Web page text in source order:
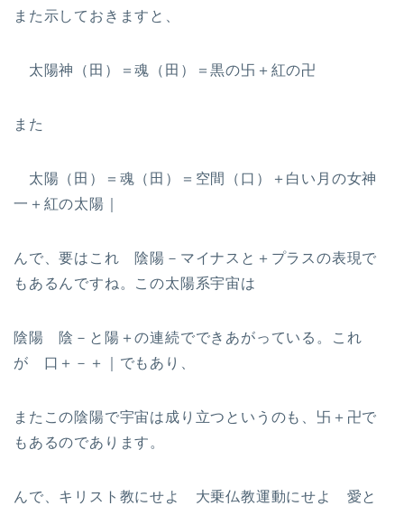
また示しておきますと、
太陽神（田）＝魂（田）＝黒の卐＋紅の卍
また
太陽（田）＝魂（田）＝空間（口）＋白い月の女神
一＋紅の太陽｜
んで、要はこれ 陰陽－マイナスと＋プラスの表現で
もあるんですね。この太陽系宇宙は
陰陽 陰－と陽＋の連続でできあがっている。これ
が 口＋－＋｜でもあり、
またこの陰陽で宇宙は成り立つというのも、卐＋卍で
もあるのであります。
んで、キリスト教にせよ 大乗仏教運動にせよ 愛と